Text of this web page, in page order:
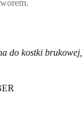
do kostki brukowej,